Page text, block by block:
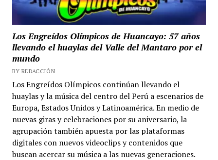
Los Engreídos Olímpicos de Huancayo: 57 años
llevando el huaylas del Valle del Mantaro por el
mundo
BY REDACCIÓN
Los Engreídos Olímpicos continúan llevando el
huaylas y la música del centro del Perú a escenarios de
Europa, Estados Unidos y Latinoamérica. En medio de
nuevas giras y celebraciones por su aniversario, la
agrupación también apuesta por las plataformas
digitales con nuevos videoclips y contenidos que
buscan acercar su música a las nuevas generaciones.